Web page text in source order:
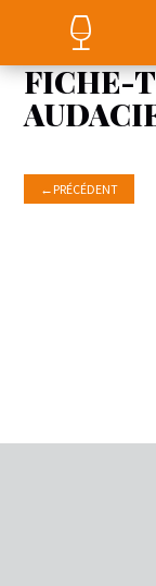
FICHE-
← PRÉCÉDENT